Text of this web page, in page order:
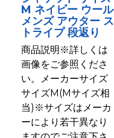
M ネイビー ウール
メンズ アウター ス
トライプ 段返り
商品説明※詳しくは
画像をご参照くださ
い。メーカーサイズ
サイズM(Mサイズ相
当)※サイズはメーカ
ーにより若干異なり